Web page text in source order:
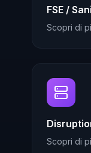
FSE /
Scopri di
Scopri di